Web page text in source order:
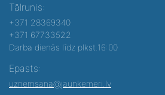
Tālrunis:
+371 28369340
+371 67733522
Darba dienās līdz plkst.16:00
Epasts:
uznemsana@jaunkemeri.lv